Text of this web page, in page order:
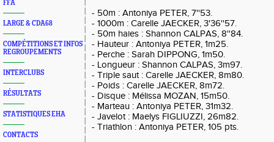
FFA
LARGE & CDA68
COMPÉTITIONS ET INFOS
REGROUPEMENTS
INTERCLUBS
RÉSULTATS
STATISTIQUES EHA
CONTACTS
- 50m : Antoniya PETER, 7''53.
- 1000m : Carelle JAECKER, 3'36''57.
- 50m haies : Shannon CALPAS, 8''84.
- Hauteur : Antoniya PETER, 1m25.
- Perche : Sarah DIPPONG, 1m50.
- Longueur : Shannon CALPAS, 3m97.
- Triple saut : Carelle JAECKER, 8m80.
- Poids : Carelle JAECKER, 8m72.
- Disque : Mélissa MOZAN, 15m50.
- Marteau : Antoniya PETER, 31m32.
- Javelot : Maelys FIGLIUZZI, 26m82.
- Triathlon : Antoniya PETER, 105 pts.